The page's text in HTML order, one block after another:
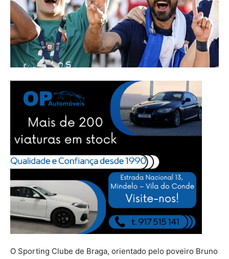
O Sporting Clube de Braga, orientado pelo poveiro Bruno